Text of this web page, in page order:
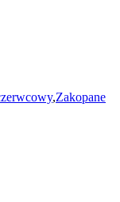
,Zakopane